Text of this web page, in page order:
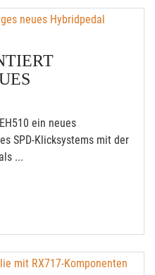
ein neues
SPD-Klicksystems mit der
...